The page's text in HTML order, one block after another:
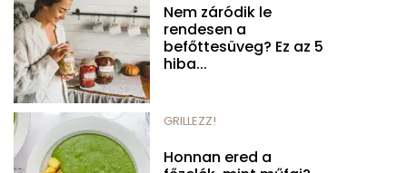
Nem záródik le
rendesen a
befőttesüveg? Ez az 5
hiba...
GRILLEZZ!
Honnan ered a